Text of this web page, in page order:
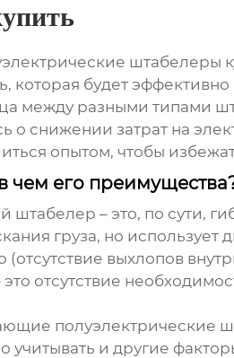
штабелеры
будет
между разными типами
о снижении затрат на
опытом, чтобы
чем его
штабелер – это, по сути,
груза, но
(отсутствие выхлопов
отсутствие
полуэлектрические
и другие